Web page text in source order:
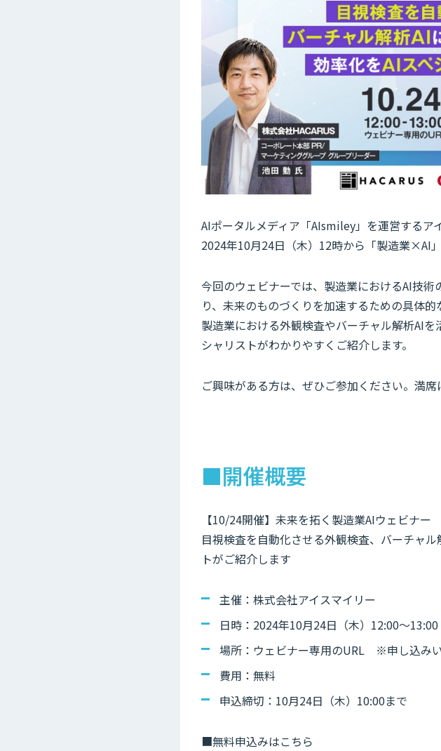
AIポータルメディア「AIsmiley」を運営するア
2024年10月24日（木）12時から「製造業×AI
今回のウェビナーでは、製造業におけるAI技
り、未来のものづくりを加速するための具体的
製造業における外観検査やバーチャル解析AI
シャリストがわかりやすくご紹介します。
ご興味がある方は、ぜひご参加ください。満
■開催概要
【10/24開催】未来を拓く製造業AIウェビナー
目視検査を自動化させる外観検査、バーチャ
トがご紹介します
主催：株式会社アイスマイリー
日時：2024年10月24日（木）12:00～13:00
場所：ウェビナー専用のURL ※申し込み
費用：無料
申込締切：10月24日（木）10:00まで
■無料申込みはこちら